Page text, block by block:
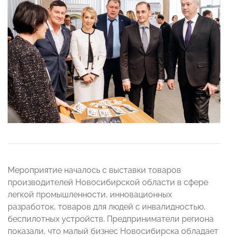
Мероприятие началось с выставки товаров
производителей Новосибирской области в сфере
легкой промышленности, инновационных
разработок, товаров для людей с инвалидностью,
беспилотных устройств. Предприниматели региона
показали, что малый бизнес Новосибирска обладает